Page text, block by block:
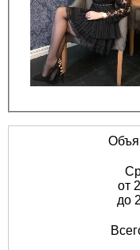
от
до